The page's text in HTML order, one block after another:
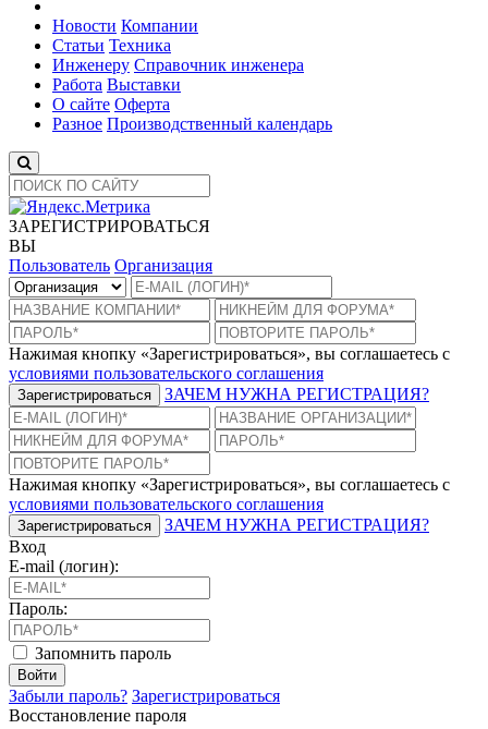
Новости Компании
Статьи Техника
Инженеру Справочник инженера
Работа Выставки
О сайте Оферта
Разное Производственный календарь
ЗАРЕГИСТРИРОВАТЬСЯ
ВЫ
Пользователь Организация
Нажимая кнопку «Зарегистрироваться», вы соглашаетесь с
условиями пользовательского соглашения
Зарегистрироваться ЗАЧЕМ НУЖНА РЕГИСТРАЦИЯ?
Нажимая кнопку «Зарегистрироваться», вы соглашаетесь с
условиями пользовательского соглашения
Зарегистрироваться
ЗАЧЕМ НУЖНА РЕГИСТРАЦИЯ?
Вход
E-mail (логин):
Пароль:
Запомнить пароль
Войти
Забыли пароль? Зарегистрироваться
Восстановление пароля